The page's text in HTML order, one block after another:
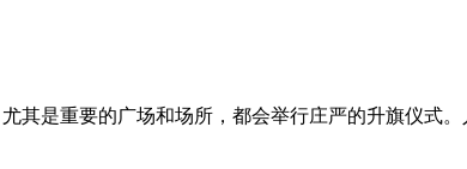
其是重要的广场和场所，都会举行庄严的升旗仪式